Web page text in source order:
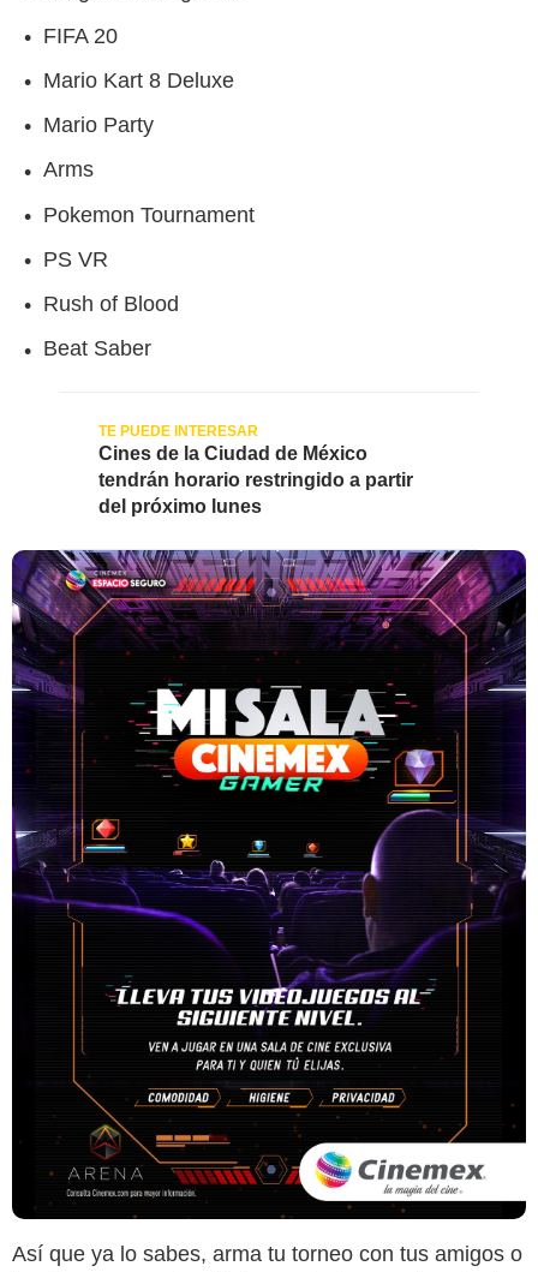
FIFA 20
Mario Kart 8 Deluxe
Mario Party
Arms
Pokemon Tournament
PS VR
Rush of Blood
Beat Saber
Cines de la Ciudad de México
tendrán horario restringido a partir
del próximo lunes
Así que ya lo sabes, arma tu torneo con tus amigos o